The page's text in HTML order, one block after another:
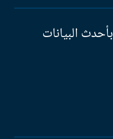
بأحدث البيانات